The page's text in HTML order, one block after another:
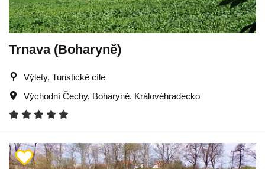
Trnava (Boharyně)
Výlety, Turistické cíle
Východní Čechy, Boharyně, Královéhradecko